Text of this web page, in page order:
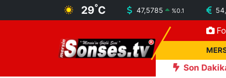
29°C 47,5785 %0.1
Son
Başkan Toptaş, 'Yapay zeka destekli güvenlik kameralarımızla
MERSİN
Mersin Nöbetçi Eczaneler